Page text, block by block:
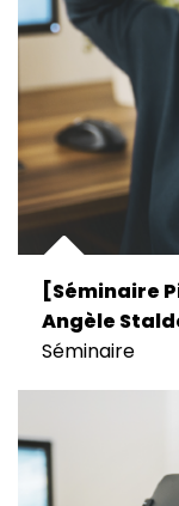
[Séminaire
Angèle
Séminaire